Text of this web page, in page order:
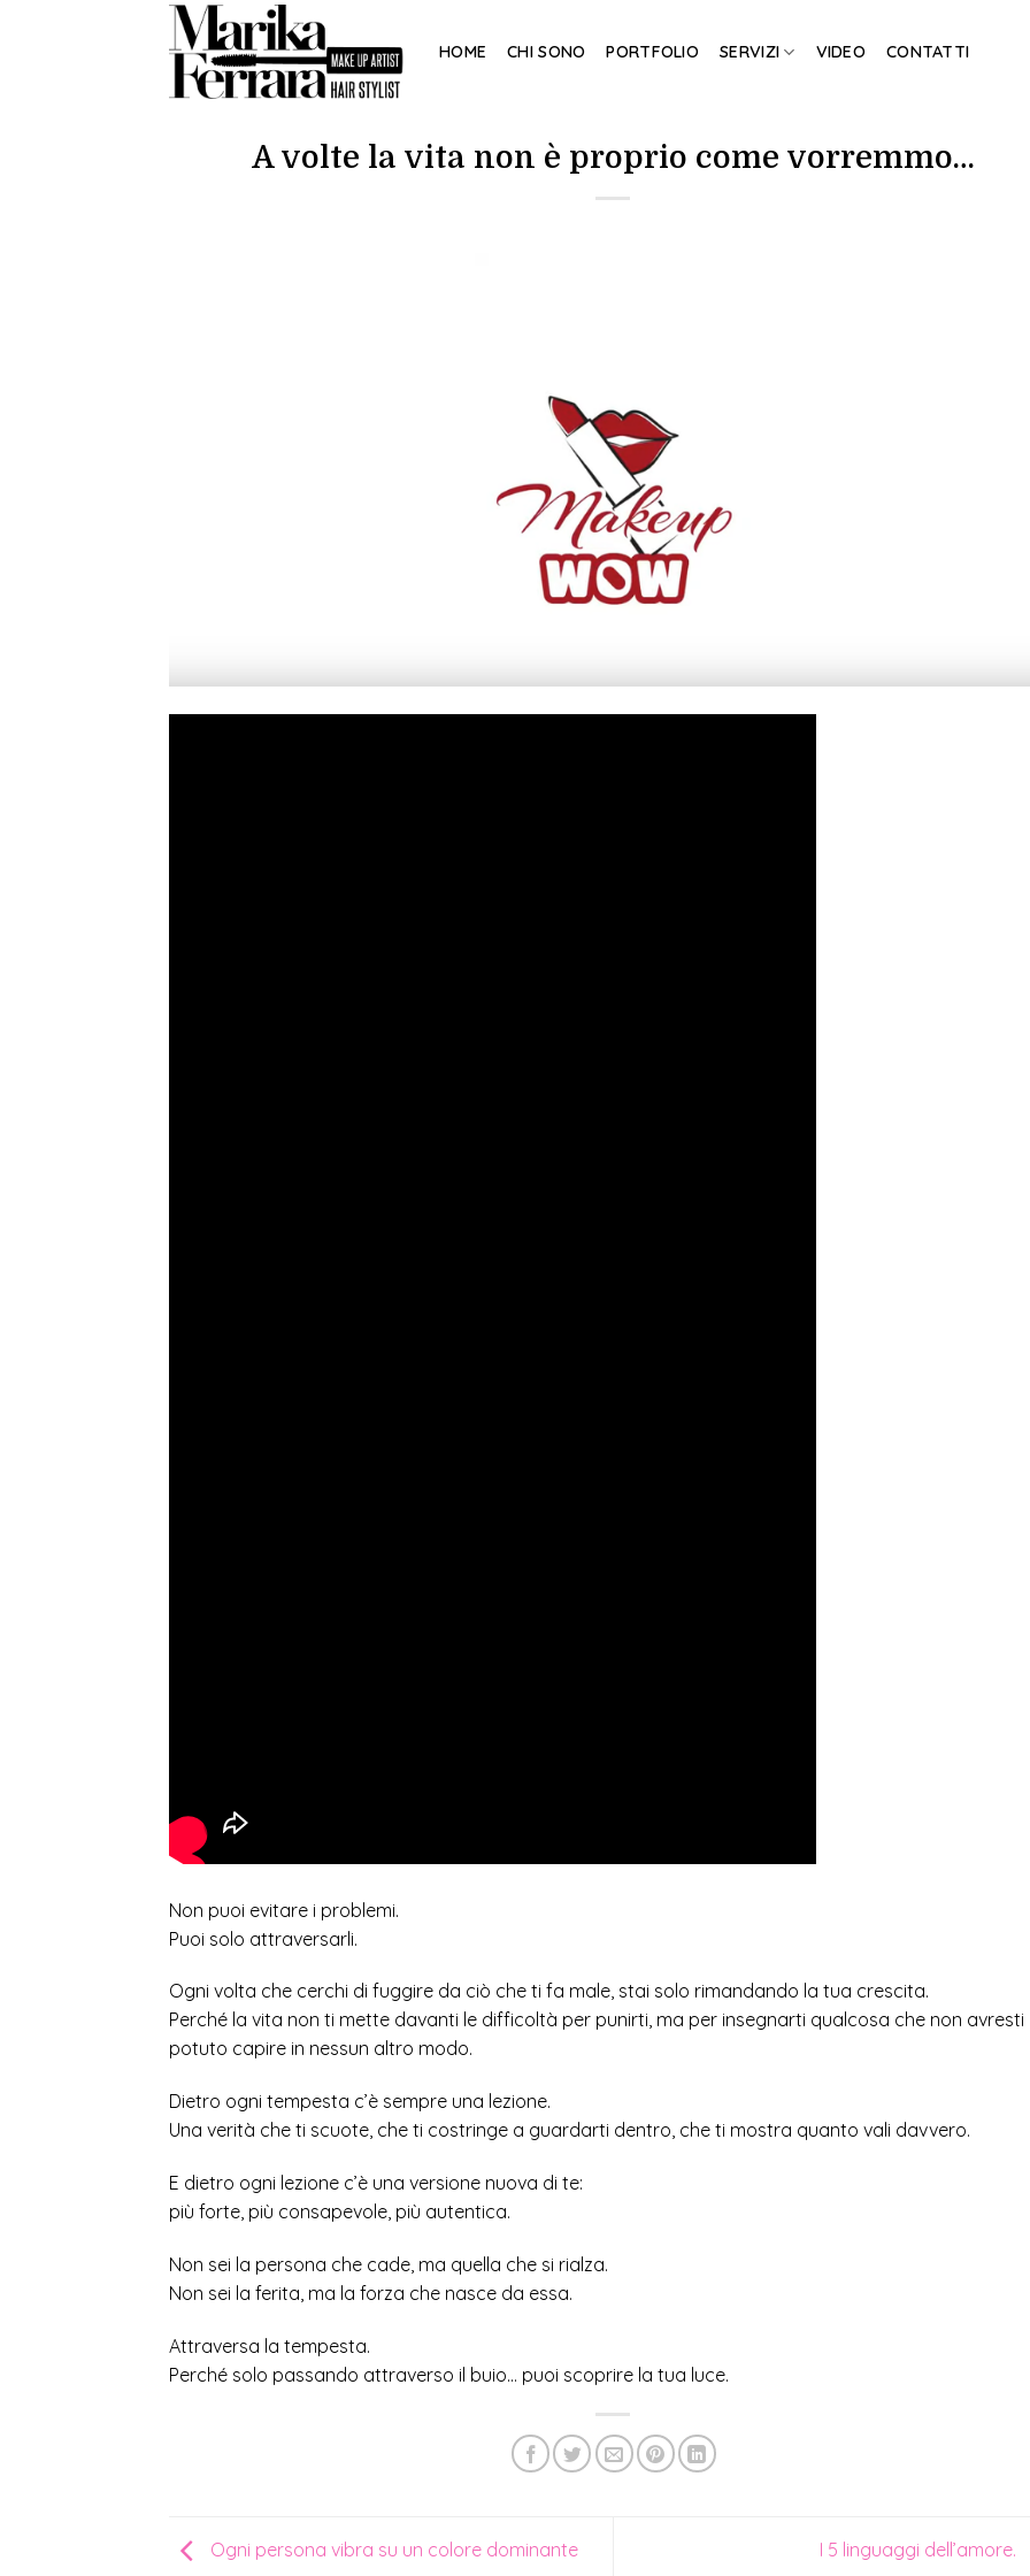
HOME CHI SONO PORTFOLIO SERVIZI VIDEO CONTATTI
A volte la vita non è proprio come vorremmo…
Non puoi evitare i problemi.
Puoi solo attraversarli.
Ogni volta che cerchi di fuggire da ciò che ti fa male, stai solo rimandando la tua crescita.
Perché la vita non ti mette davanti le difficoltà per punirti, ma per insegnarti qualcosa che non avresti
potuto capire in nessun altro modo.
Dietro ogni tempesta c’è sempre una lezione.
Una verità che ti scuote, che ti costringe a guardarti dentro, che ti mostra quanto vali davvero.
E dietro ogni lezione c’è una versione nuova di te:
più forte, più consapevole, più autentica.
Non sei la persona che cade, ma quella che si rialza.
Non sei la ferita, ma la forza che nasce da essa.
Attraversa la tempesta.
Perché solo passando attraverso il buio… puoi scoprire la tua luce.
Ogni persona vibra su un colore dominante I 5 linguaggi dell’amore.